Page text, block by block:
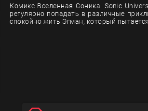
Комикс Вселенная Соника. Sonic
регулярно попадать в различные
спокойно жить Эгман, который